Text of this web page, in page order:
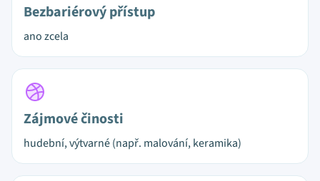
Bezbariérový přístup
ano zcela
Zájmové činosti
hudební, výtvarné (např. malování, keramika)